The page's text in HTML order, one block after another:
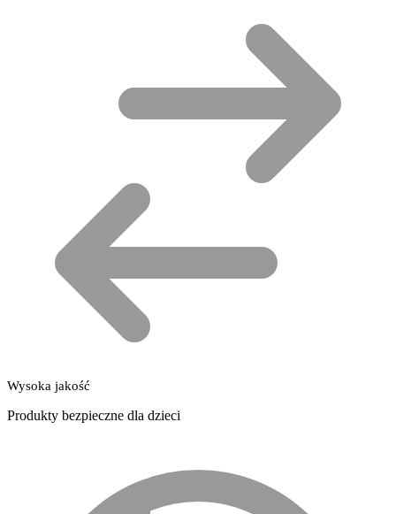
Wysoka jakość
Produkty bezpieczne dla dzieci